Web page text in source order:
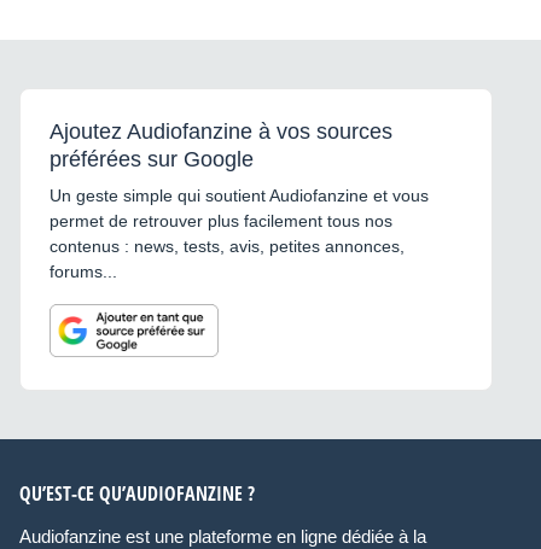
Ajoutez Audiofanzine à vos sources
préférées sur Google
Un geste simple qui soutient Audiofanzine et vous
permet de retrouver plus facilement tous nos
contenus : news, tests, avis, petites annonces,
forums...
QU’EST-CE QU’AUDIOFANZINE ?
Audiofanzine est une plateforme en ligne dédiée à la